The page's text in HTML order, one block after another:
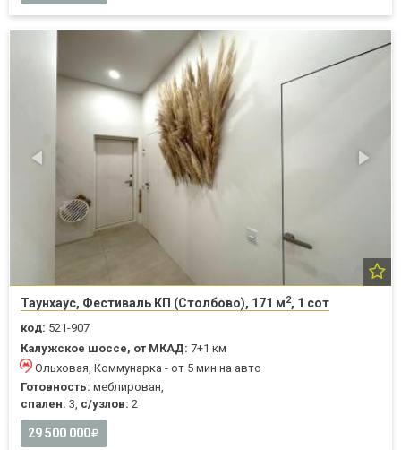
Таунхаус, Фестиваль КП (Столбово), 171 м2, 1 сот
код: 521-907
Калужское шоссе, от МКАД: 7+1 км
Ольховая, Коммунарка - от 5 мин на авто
Готовность: меблирован,
спален: 3, с/узлов: 2
29 500 000